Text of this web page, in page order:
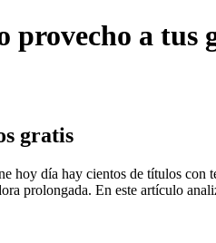
provecho a tus
gratis
hoy día hay cientos de títulos con
prolongada. En este artículo